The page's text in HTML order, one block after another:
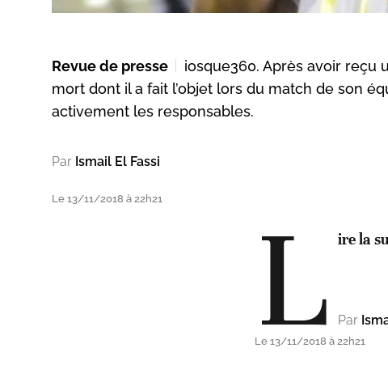
Revue de presse
iosque360. Après avoir reçu
mort dont il a fait l’objet lors du match de son
activement les responsables.
Par Ismail El Fassi
Le 13/11/2018 à 22h21 L ire la
Par
Le 13/11/2018 à 22h21